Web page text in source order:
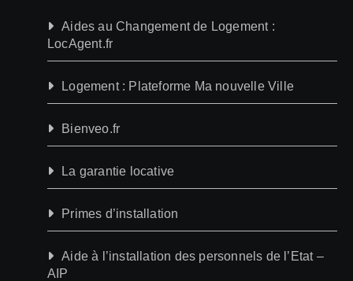
Aides au Changement de Logement :
LocAgent.fr
Logement : Plateforme Ma nouvelle Ville
Bienveo.fr
La garantie locative
Primes d’installation
Aide à l’installation des personnels de l’Etat –
AIP